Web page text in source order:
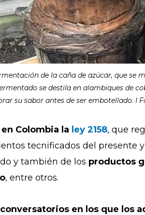
de la caña de azúcar, que se
se destila en alambiques de
su sabor antes de ser embotellado. I
Colombia la ley 2158, que
tecnificados del presente
y también de los productos
, entre otros.
conversatorios en los que los